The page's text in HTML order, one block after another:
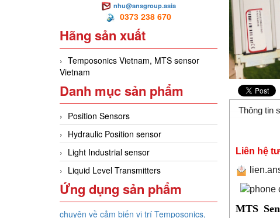
nhu@ansgroup.asia
0373 238 670
Hãng sản xuất
Temposonics Vietnam, MTS sensor
Vietnam
Danh mục sản phẩm
Position Sensors
Hydraulic Position sensor
Light Industrial sensor
Liquid Level Transmitters
Ứng dụng sản phẩm
chuyên về cảm biến vị trí Temposonics,
Thông tin
Liên hệ
MTS